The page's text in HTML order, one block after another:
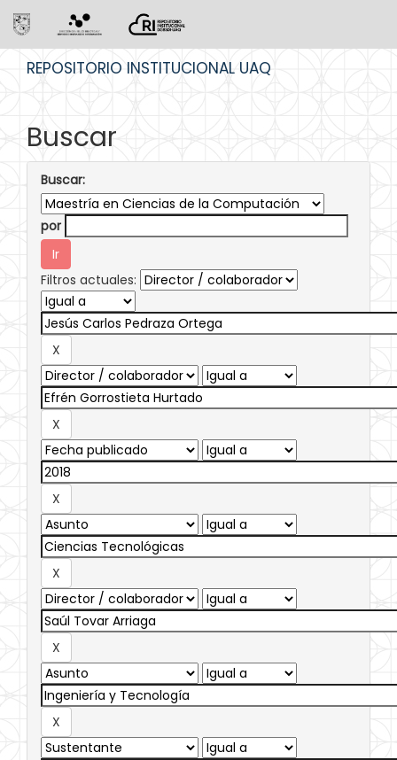
REPOSITORIO INSTITUCIONAL UAQ
Buscar
Buscar:
por
Filtros actuales: